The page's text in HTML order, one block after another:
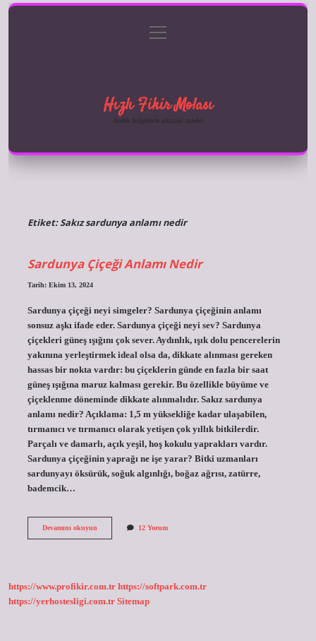
Gizlilik Politikası
menüyü
aç
Hızlı Fikir Molası
Anlık bilgilerle zihnini tazele!
Etiket:Sakız sardunya anlamı nedir
Sardunya Çiçeği Anlamı Nedir
Tarih: Ekim 13, 2024
Sardunya çiçeği neyi simgeler? Sardunya çiçeğinin anlamı
sonsuz aşkı ifade eder. Sardunya çiçeği neyi sev? Sardunya
çiçekleri güneş ışığını çok sever. Aydınlık, ışık dolu pencerelerin
yakınına yerleştirmek ideal olsa da, dikkate alınması gereken
hassas bir nokta vardır: bu çiçeklerin günde en fazla bir saat
güneş ışığına maruz kalması gerekir. Bu özellikle büyüme ve
çiçeklenme döneminde dikkate alınmalıdır. Sakız sardunya
anlamı nedir? Açıklama: 1,5 m yüksekliğe kadar ulaşabilen,
tırmanıcı ve tırmanıcı olarak yetişen çok yıllık bitkilerdir.
Parçalı ve damarlı, açık yeşil, hoş kokulu yaprakları vardır.
Sardunya çiçeğinin yaprağı ne işe yarar? Bitki uzmanları
sardunyayı öksürük, soğuk algınlığı, boğaz ağrısı, zatürre,
bademcik…
Devamını okuyunSardunya
12 Yorum
https://www.profikir.com.tr https://softpark.com.tr
https://yerhostesligi.com.tr Sitemap